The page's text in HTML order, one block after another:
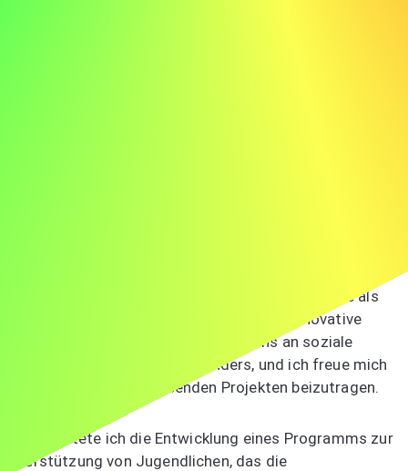
ich schreibe Ihnen, um mein Interesse an der Stelle als
Sozialarbeiter bei ABC auszudrücken. Die innovative
Herangehensweise Ihres Unternehmens an soziale
Projekte begeistert mich besonders, und ich freue mich
darauf, zu Ihren wegweisenden Projekten beizutragen.
Bei JKL leitete ich die Entwicklung eines Programms zur
Unterstützung von Jugendlichen, das die